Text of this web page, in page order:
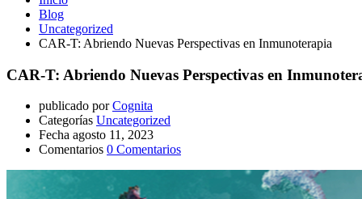
Blog
Uncategorized
CAR-T: Abriendo Nuevas Perspectivas en Inmunoterapia
CAR-T: Abriendo Nuevas Perspectivas en
publicado por Cognita
Categorías Uncategorized
Fecha agosto 11, 2023
Comentarios 0 Comentarios